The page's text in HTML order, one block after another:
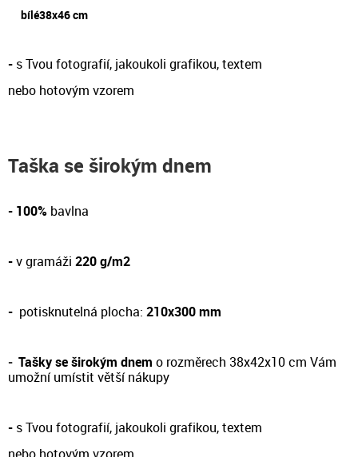
bílé38x46 cm
- s Tvou fotografií, jakoukoli grafikou, textem
nebo hotovým vzorem
Taška se širokým dnem
- 100% bavlna
-v gramáži 220 g/m2
- potisknutelná plocha: 210x300 mm
- Tašky se širokým dnem o rozměrech 38x42x10 cm Vám
umožní umístit větší nákupy
- s Tvou fotografií, jakoukoli grafikou, textem